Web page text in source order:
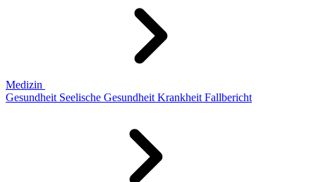
Medizin
Gesundheit Seelische Gesundheit Krankheit Fallbericht